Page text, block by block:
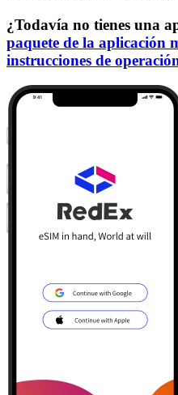
¿Todavía no tienes una
paquete de la aplicación
instrucciones de